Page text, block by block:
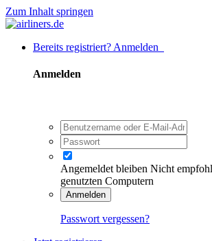
Zum Inhalt springen
Bereits registriert? Anmelden
Anmelden
Angemeldet bleiben Nicht
genutzten Computern
Anmelden
Passwort vergessen?